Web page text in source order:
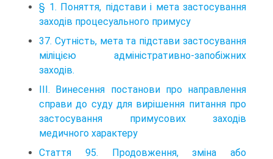
§ 1. Поняття, підстави і мета застосування
заходів процесуального примусу
37. Сутність, мета та підстави застосування
міліцією адміністративно-запобіжних
заходів.
III. Винесення постанови про направлення
справи до суду для вирішення питання про
застосування примусових заходів
медичного характеру
Стаття 95. Продовження, зміна або